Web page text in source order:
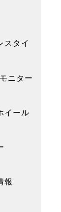
スタイ
ニター
イール
報